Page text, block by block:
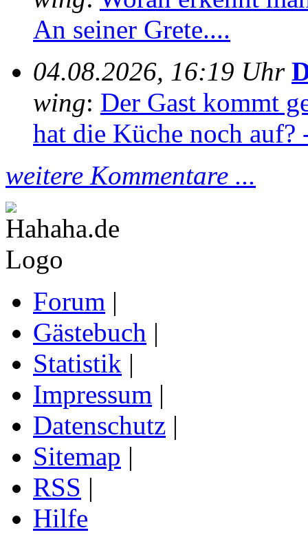
An seiner Grete....
04.08.2026, 16:19 Uhr
wing: Der Gast kommt
hat die Küche noch auf?
weitere Kommentare ...
Forum |
Gästebuch |
Statistik |
Impressum |
Datenschutz |
Sitemap |
RSS |
Hilfe